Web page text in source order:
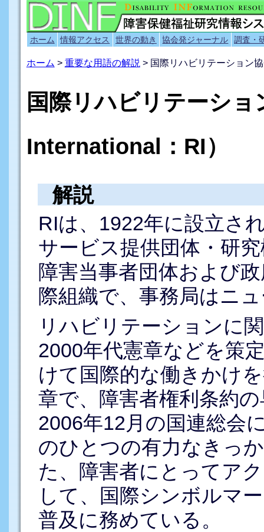
ホーム 情報アクセス 世界の動き 協会発ジャーナル 調査・
ホーム > 重要な用語の解説 > 国際リハビリテーション
国際リハビリテーシ
International：RI）
解説
RIは、1922年に設立さ
サービス提供団体・研
障害当事者団体および
際組織で、事務局はニ
リハビリテーションに
2000年代憲章などを策
けて国際的な働きかけ
章で、障害者権利条約
2006年12月の国連総会
のひとつの有力なきっ
た、障害者にとってア
して、国際シンボルマ
普及に務めている。